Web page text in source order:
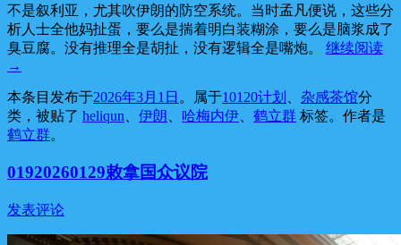
不是叙利亚，尤其吹伊朗的防空系统。当时孟凡便说，这些分
析人士全他妈扯蛋，要么是揣着明白装糊涂，要么是脑浆成了
臭豆腐。没有推理全是胡扯，没有逻辑全是嘴炮。 继续阅读
→
本条目发布于2026年3月1日 。属于10120计划 杂感茶馆分
类，被贴了 heliqun 伊朗 哈梅内伊 鹤立群 标签。 作者是
鹤立群。
01920260129敕拿国众议院
发表评论